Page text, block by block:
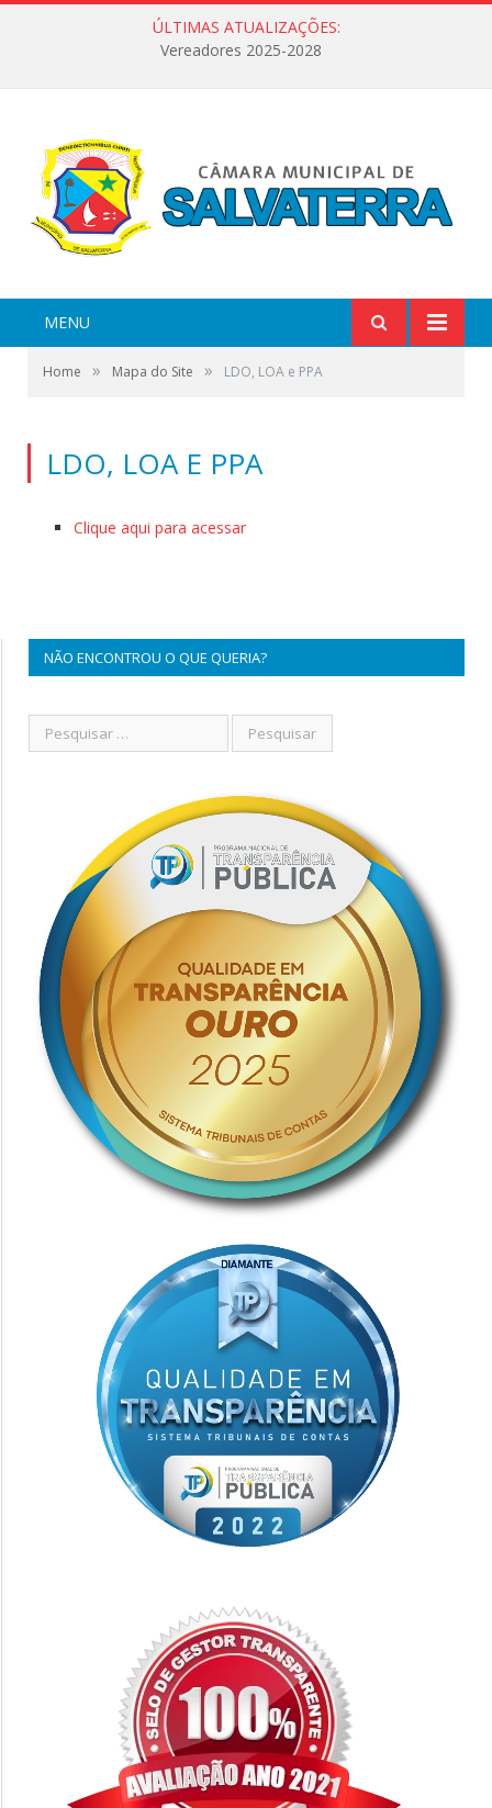
ÚLTIMAS ATUALIZAÇÕES:
Vereadores 2025-2028
MENU
Home » Mapa do Site » LDO, LOA e PPA
LDO, LOA E PPA
Clique aqui para acessar
NÃO ENCONTROU O QUE QUERIA?